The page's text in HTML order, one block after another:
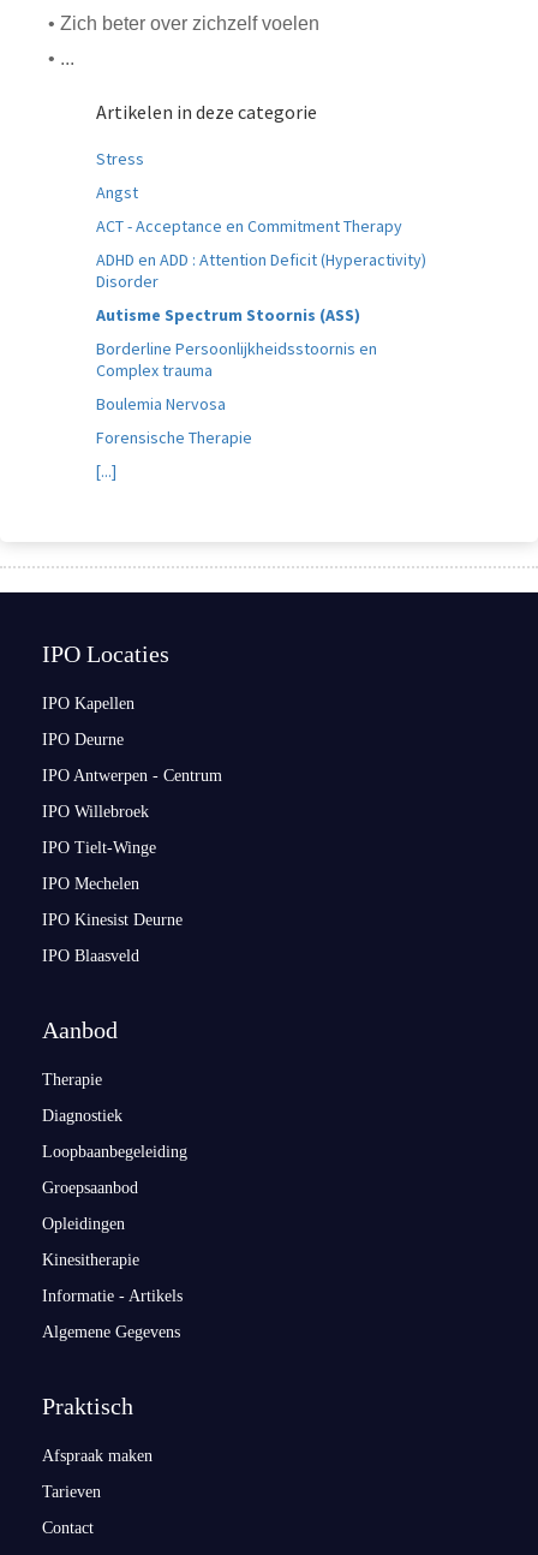
• Zich beter over zichzelf voelen
• ...
Artikelen in deze categorie
Stress
Angst
ACT - Acceptance en Commitment Therapy
ADHD en ADD : Attention Deficit (Hyperactivity)
Disorder
Autisme Spectrum Stoornis (ASS)
Borderline Persoonlijkheidsstoornis en
Complex trauma
Boulemia Nervosa
Forensische Therapie
[...]
IPO Locaties
IPO Kapellen
IPO Deurne
IPO Antwerpen - Centrum
IPO Willebroek
IPO Tielt-Winge
IPO Mechelen
IPO Kinesist Deurne
IPO Blaasveld
Aanbod
Therapie
Diagnostiek
Loopbaanbegeleiding
Groepsaanbod
Opleidingen
Kinesitherapie
Informatie - Artikels
Algemene Gegevens
Praktisch
Afspraak maken
Tarieven
Contact